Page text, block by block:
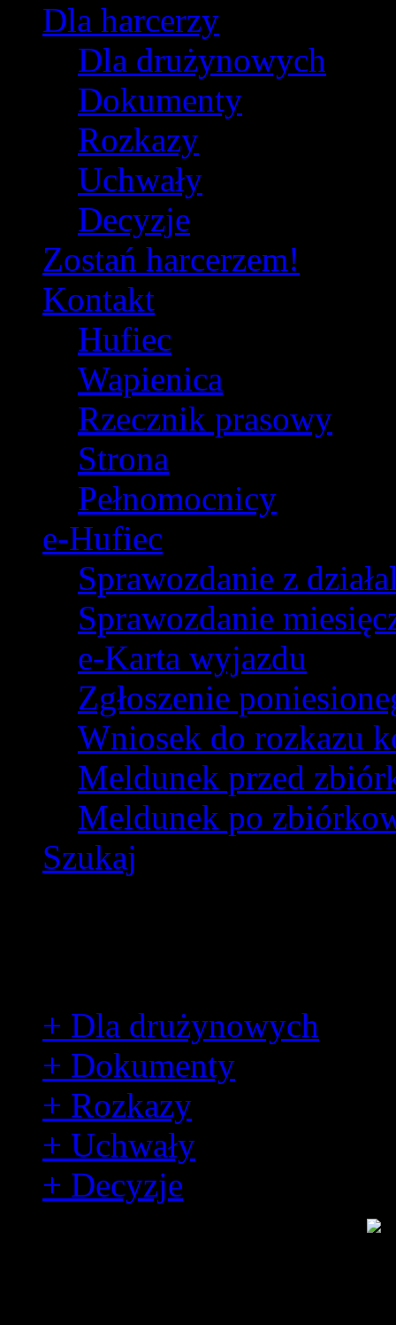
Dla harcerzy
Dla drużynowych
Dokumenty
Rozkazy
Uchwały
Decyzje
Zostań harcerzem!
Kontakt
Hufiec
Wapienica
Rzecznik prasowy
Strona
Pełnomocnicy
e-Hufiec
Sprawozdanie z
Sprawozdanie
e-Karta wyjazdu
Zgłoszenie
Wniosek do rozkazu
Meldunek przed
Meldunek po
Szukaj
+ Dla drużynowych
+ Dokumenty
+ Rozkazy
+ Uchwały
+ Decyzje